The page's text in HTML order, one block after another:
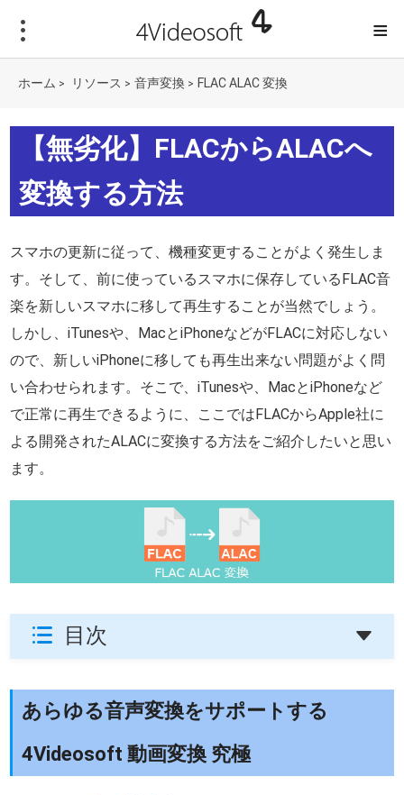
≡
ホーム > リソース > 音声変換 > FLAC ALAC 変換
【無劣化】FLACからALACへ
変換する方法
スマホの更新に従って、機種変更することがよく発生しま
す。そして、前に使っているスマホに保存しているFLAC音
楽を新しいスマホに移して再生することが当然でしょう。
しかし、iTunesや、MacとiPhoneなどがFLACに対応しない
ので、新しいiPhoneに移しても再生出来ない問題がよく問
い合わせられます。そこで、iTunesや、MacとiPhoneなど
で正常に再生できるように、ここではFLACからApple社に
よる開発されたALACに変換する方法をご紹介したいと思い
ます。
目次
あらゆる音声変換をサポートする
4Videosoft 動画変換 究極